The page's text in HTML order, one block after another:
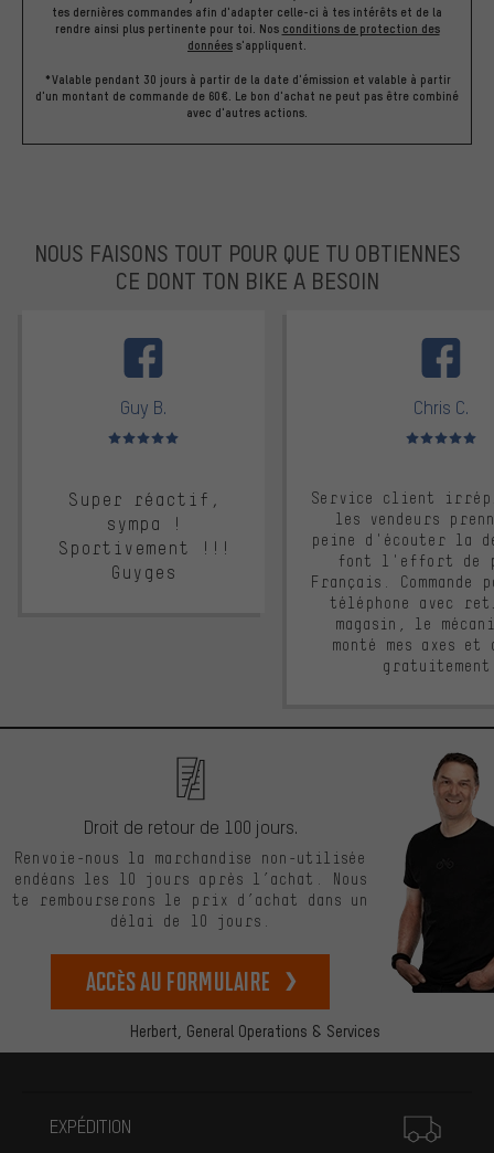
tes dernières commandes afin d'adapter celle-ci à tes intérêts et de la
rendre ainsi plus pertinente pour toi. Nos conditions de protection des
données s'appliquent.
*Valable pendant 30 jours à partir de la date d'émission et valable à partir
d'un montant de commande de 60€. Le bon d'achat ne peut pas être combiné
avec d'autres actions.
NOUS FAISONS TOUT POUR QUE TU OBTIENNES
CE DONT TON BIKE A BESOIN
Guy B.
Note moyenne : 5 sur 5
Super réactif,
sympa !
Sportivement !!!
Guyges
Chris C.
Note moyenne :
Service client
les vendeurs
peine d'écouter la
font l'effort de
Français. Commande
téléphone avec
magasin, le
monté mes axes et
Herbert, General Operations & Services
Droit de retour de 100 jours.
Renvoie-nous la marchandise non-utilisée
endéans les 10 jours après l’achat. Nous
te rembourserons le prix d’achat dans un
délai de 10 jours.
Accès au formulaire
EXPÉDITION